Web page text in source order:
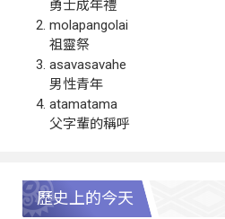
勇士成年禮
molapangolai
祖靈祭
asavasavahe
男性青年
atamatama
父字輩的稱呼
歷史上的今天